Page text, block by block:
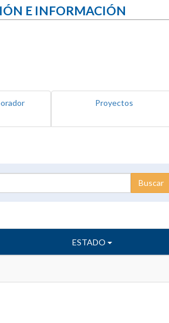
E INFORMACIÓN
Proyectos
ESTADO